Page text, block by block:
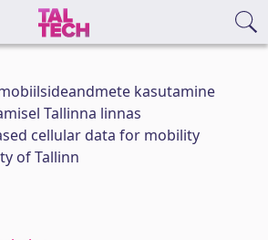
kasutamine
Tallinna linnas
cellular data for mobility
of Tallinn